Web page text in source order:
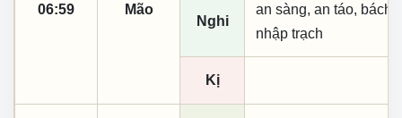
06:59
Mão
Nghi
an sàng, an táo, bách
nhập trạch
Kị